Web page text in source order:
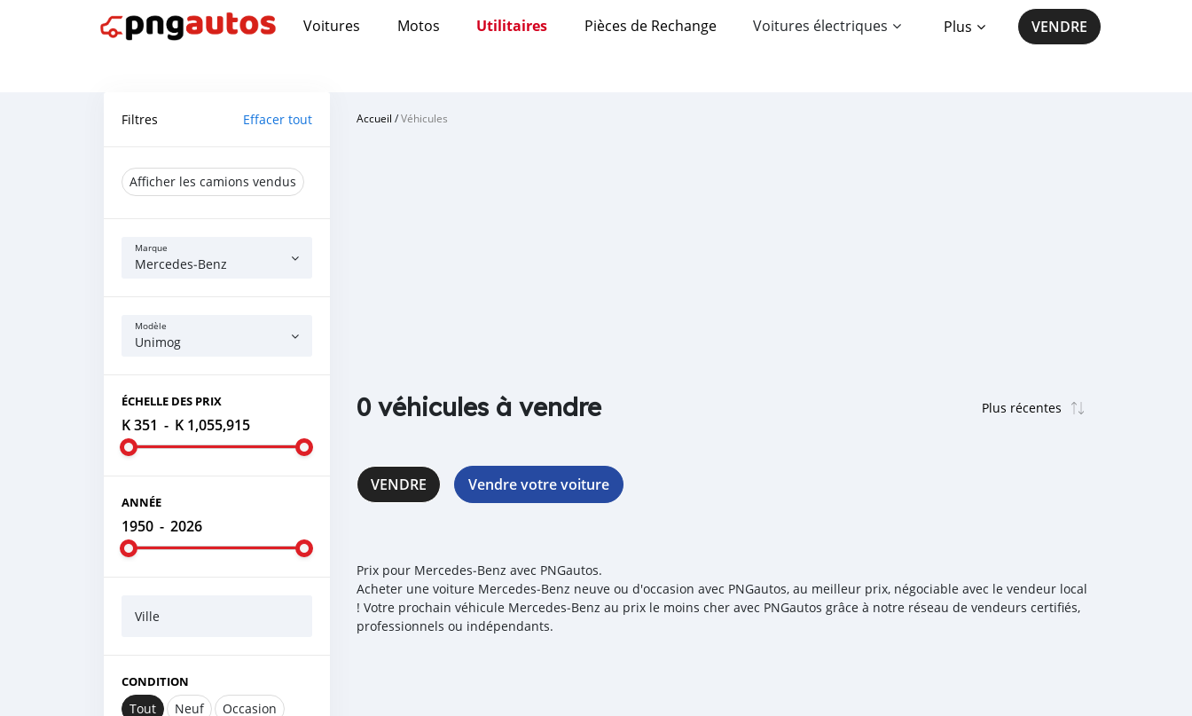
Voitures Motos Utilitaires Pièces de Rechange Voitures électriques Plus VENDRE
Filtres Effacer tout
Afficher les camions vendus
Marque
Mercedes‒Benz
Modèle
Unimog
ÉCHELLE DES PRIX
K 351 - K 1,055,915
ANNÉE
1950 - 2026
Ville
CONDITION
Tout Neuf Occasion
Accueil /Véhicules
0 véhicules à vendre
VENDRE Vendre votre voiture
Prix pour Mercedes‒Benz avec PNGautos.
Acheter une voiture Mercedes‒Benz neuve ou d'occasion avec PNGautos, au meilleur prix, négociable avec le vendeur local
! Votre prochain véhicule Mercedes‒Benz au prix le moins cher avec PNGautos grâce à notre réseau de vendeurs certifiés,
professionnels ou indépendants.